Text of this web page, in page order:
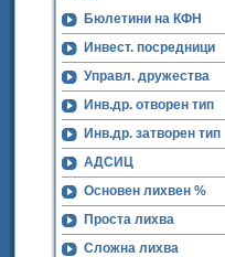
Бюлетини на КФН
Инвест. посредници
Управл. дружества
Инв.др. отворен тип
Инв.др. затворен тип
АДСИЦ
Основен лихвен %
Проста лихва
Сложна лихва